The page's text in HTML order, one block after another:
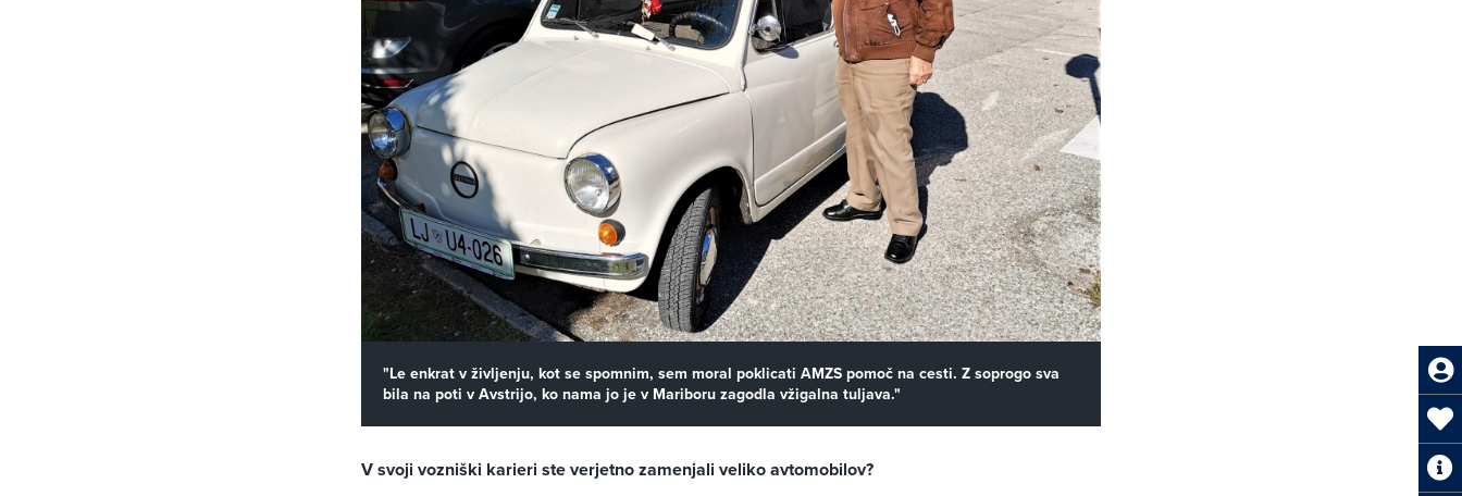
"Le enkrat v življenju, kot se spomnim, sem moral poklicati AMZS pomoč na cesti. Z soprogo sva
bila na poti v Avstrijo, ko nama jo je v Mariboru zagodla vžigalna tuljava."
V svoji vozniški karieri ste verjetno zamenjali veliko avtomobilov?